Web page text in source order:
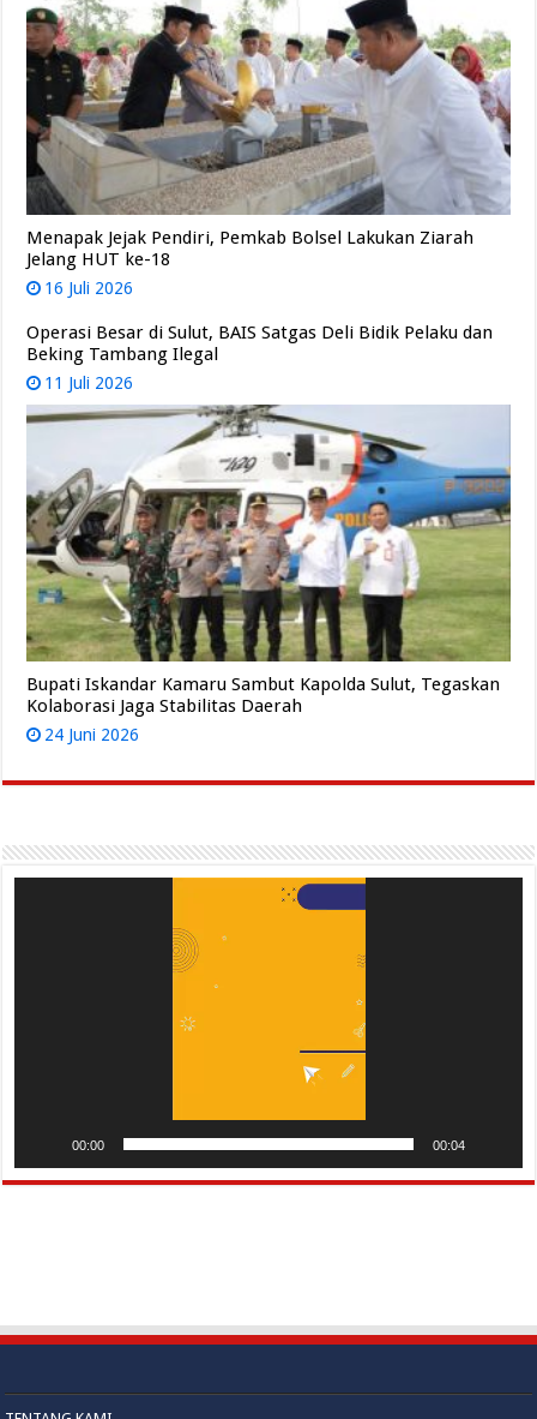
Menapak Jejak Pendiri, Pemkab Bolsel Lakukan Ziarah
Jelang HUT ke-18
16 Juli 2026
Operasi Besar di Sulut, BAIS Satgas Deli Bidik Pelaku dan
Beking Tambang Ilegal
11 Juli 2026
Bupati Iskandar Kamaru Sambut Kapolda Sulut, Tegaskan
Kolaborasi Jaga Stabilitas Daerah
24 Juni 2026
00:00 00:04